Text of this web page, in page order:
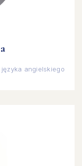
języka angielskiego